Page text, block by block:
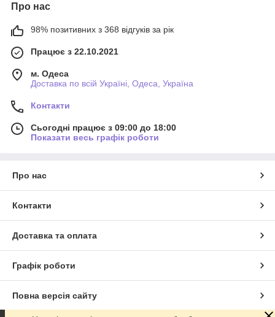
Про нас
98% позитивних з 368 відгуків за рік
Працює з 22.10.2021
м. Одеса
Доставка по всій Україні, Одеса, Україна
Контакти
Сьогодні працює з 09:00 до 18:00
Показати весь графік роботи
Про нас
Контакти
Доставка та оплата
Графік роботи
Повна версія сайту